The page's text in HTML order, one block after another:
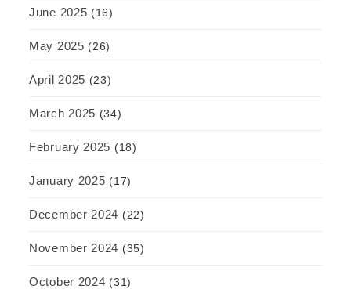
June 2025 (16)
May 2025 (26)
April 2025 (23)
March 2025 (34)
February 2025 (18)
January 2025 (17)
December 2024 (22)
November 2024 (35)
October 2024 (31)